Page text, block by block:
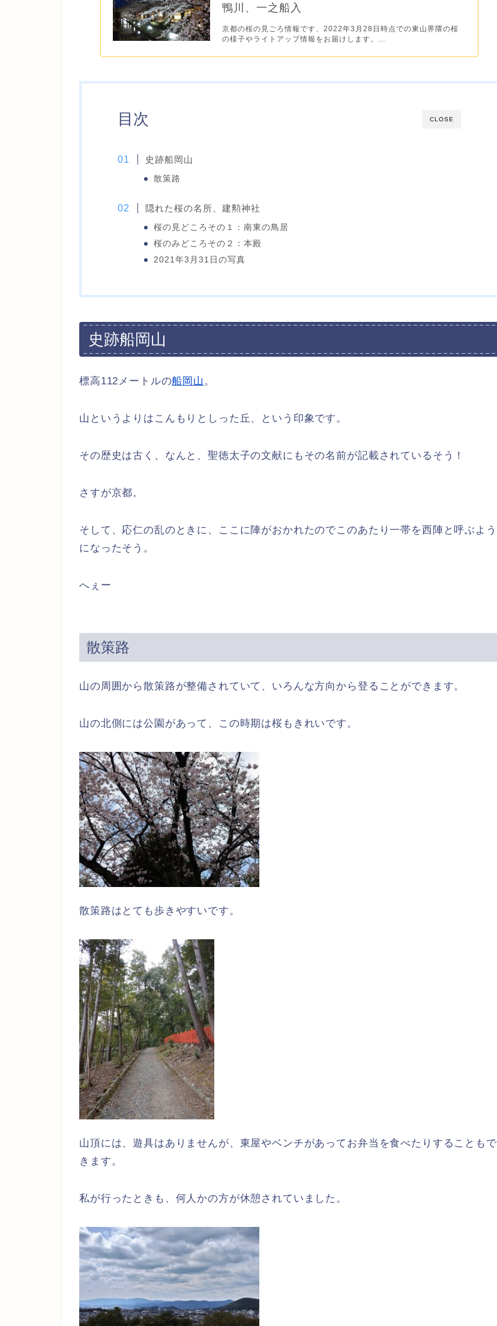
鴨川、一之船入
京都の桜の見ごろ情報です、2022年3月28日時点での東山界隈の桜
の様子やライトアップ情報をお届けします。...
CLOSE
目次
史跡船岡山
散策路
隠れた桜の名所、建勲神社
桜の見どころその１：南東の鳥居
桜のみどころその２：本殿
2021年3月31日の写真
史跡船岡山
標高112メートルの船岡山 。
山というよりはこんもりとしった丘、という印象です。
その歴史は古く、なんと、聖徳太子の文献にもその名前が記載されているそう！
さすが京都。
そして、応仁の乱のときに、ここに陣がおかれたのでこのあたり一帯を西陣と呼ぶよう
になったそう。
へぇー
散策路
山の周囲から散策路が整備されていて、いろんな方向から登ることができます。
山の北側には公園があって、この時期は桜もきれいです。
散策路はとても歩きやすいです。
山頂には、遊具はありませんが、東屋やベンチがあってお弁当を食べたりすることもで
きます。
私が行ったときも、何人かの方が休憩されていました。